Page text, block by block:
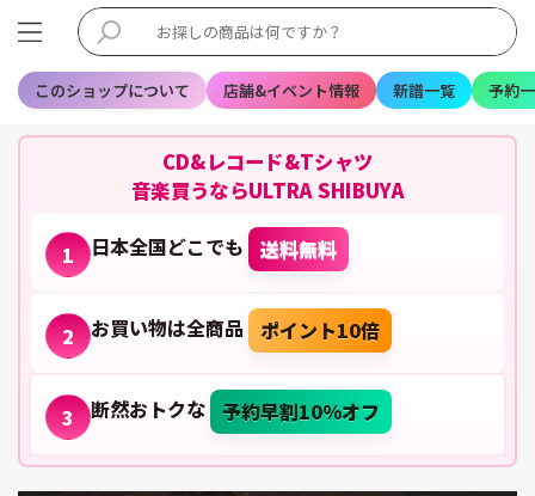
このショップについて 店舗&イベント情報 新譜一覧 予約
CD&レコード&Tシャツ
音楽買うならULTRA SHIBUYA
1 日本全国どこでも 送料無料
2 お買い物は全商品 ポイント10倍
3 断然おトクな 予約早割10%オフ